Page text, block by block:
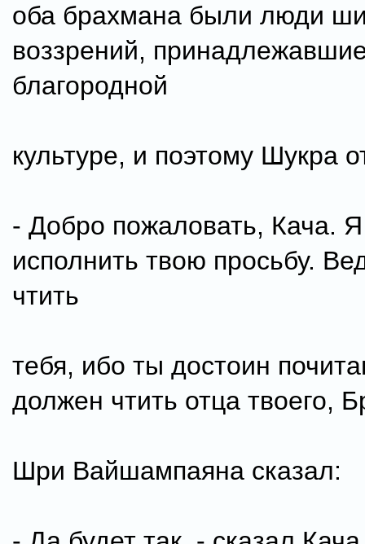
оба брахмана были люди
воззрений,
благородной
культуре, и поэтому Шукра
- Добро пожаловать, Кача. Я
исполнить твою просьбу.
чтить
тебя, ибо ты достоин
должен чтить отца твоего,
Шри Вайшампаяна сказал: